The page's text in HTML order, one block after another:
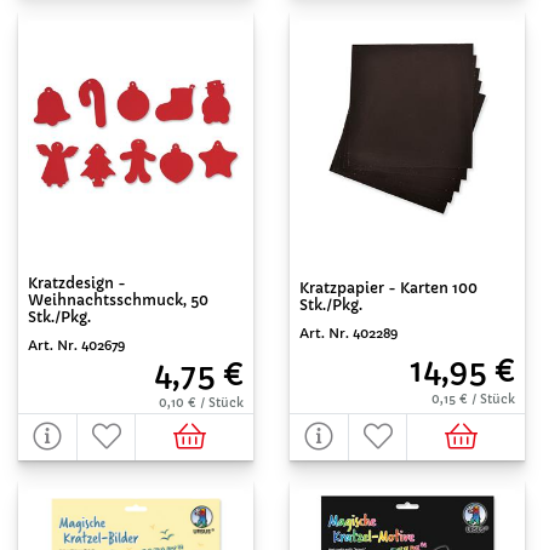
Kratzdesign -
Weihnachtsschmuck, 50
Stk./Pkg.
Art. Nr. 402679
4,75 €
0,10 € / Stück
Kratzpapier - Karten 100
Stk./Pkg.
Art. Nr. 402289
14,95 €
0,15 € / Stück